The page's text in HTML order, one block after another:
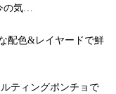
の気…
配色&レイヤードで鮮
ティングポンチョで